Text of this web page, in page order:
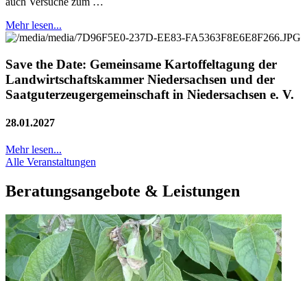
Mehr lesen...
Save the Date: Gemeinsame Kartoffeltagung der
Landwirtschaftskammer Niedersachsen und der
Saatguterzeugergemeinschaft in Niedersachsen e. V.
28.01.2027
Mehr lesen...
Alle Veranstaltungen
Beratungsangebote & Leistungen